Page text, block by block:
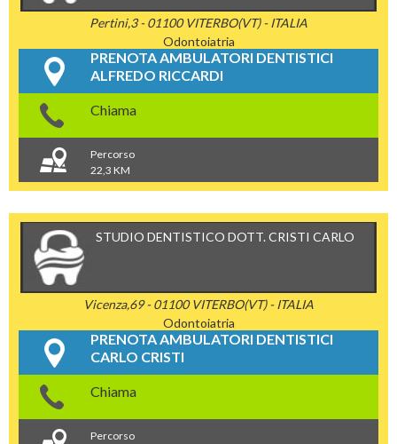
Pertini,3 - 01100 VITERBO(VT) - ITALIA
Odontoiatria
PRENOTA AMBULATORI DENTISTICI
ALFREDO RICCARDI
Chiama
Percorso
22,3 KM
STUDIO DENTISTICO DOTT. CRISTI CARLO
Vicenza,69 - 01100 VITERBO(VT) - ITALIA
Odontoiatria
PRENOTA AMBULATORI DENTISTICI
CARLO CRISTI
Chiama
Percorso